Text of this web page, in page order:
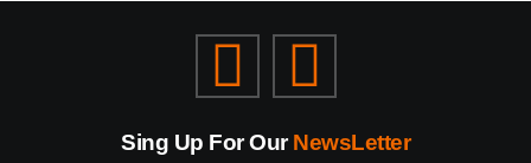
Sing Up For OurNewsLetter